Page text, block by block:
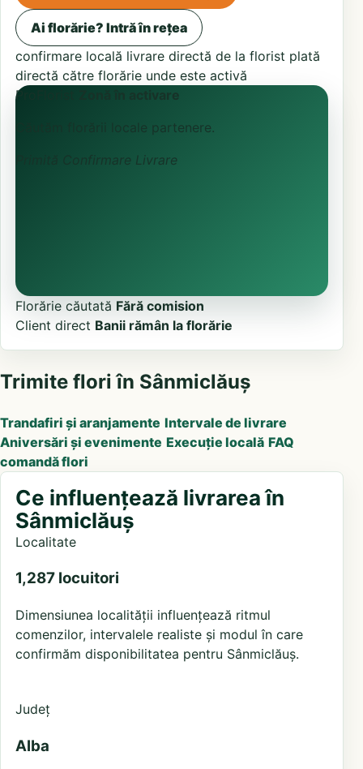
Ai florărie? Intră în rețea
confirmare locală livrare directă de la florist plată
directă către florărie unde este activă
ProFlorist
Zonă în activare
Căutăm florării locale partenere.
Confirmare Livrare
Florărie căutată Fără comision
Client direct Banii rămân la florărie
Trimite flori în Sânmiclăuș
Trandafiri și aranjamente Intervale de livrare
Aniversări și evenimente Execuție locală FAQ
comandă flori
Ce influențează livrarea în
Sânmiclăuș
Localitate
1,287 locuitori
Dimensiunea localității influențează ritmul
comenzilor, intervalele realiste și modul în care
confirmăm disponibilitatea pentru Sânmiclăuș.
Județ
Alba